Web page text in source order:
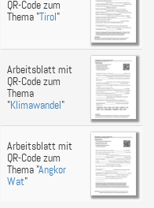
QR-Code zum
Thema "Tirol"
Arbeitsblatt mit
QR-Code zum
Thema
"Klimawandel"
Arbeitsblatt mit
QR-Code zum
Thema "Angkor
Wat"